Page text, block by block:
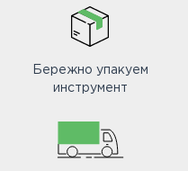
Бережно упакуем
инструмент